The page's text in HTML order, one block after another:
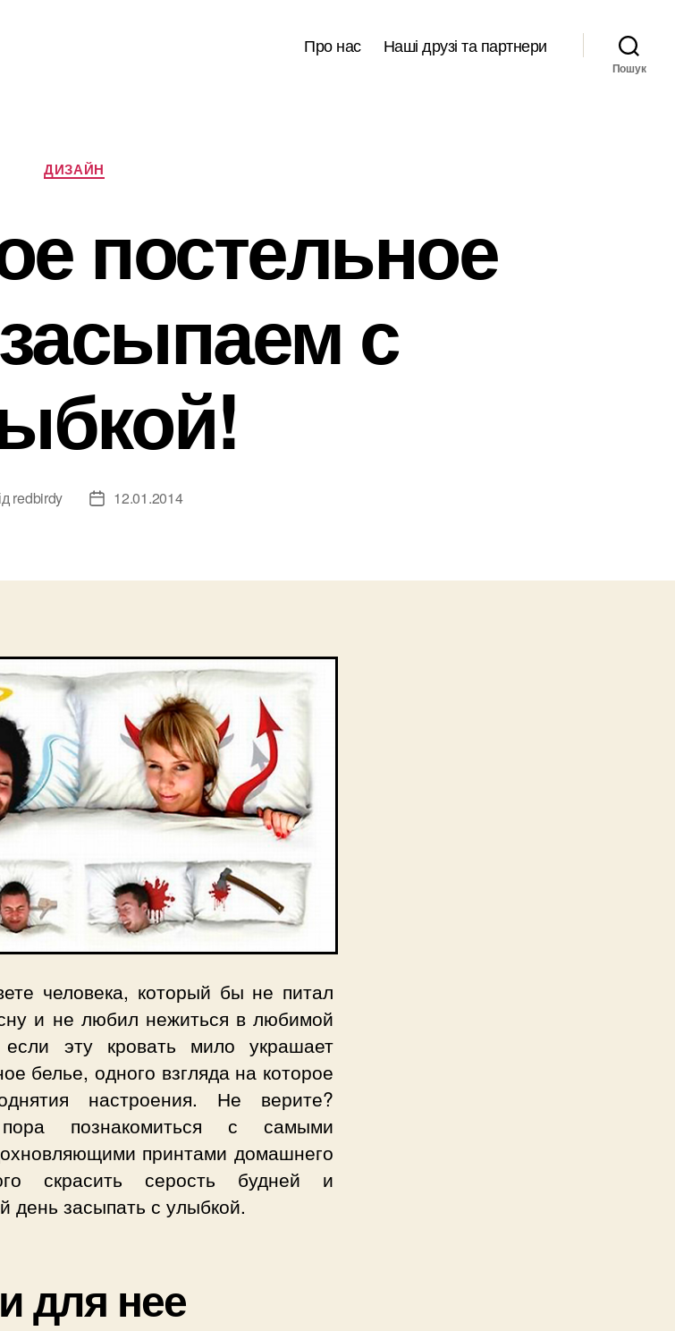
Про нас Наші друзі та партнери
Пошук
Категорії
ДИЗАЙН
постельное
с
redbirdy
Дата12.01.2014
человека, который бы не питал
и не любил нежиться в любимой
эту кровать мило украшает
белье, одного взгляда на которое
настроения. Не верите?
познакомиться с самыми
принтами домашнего
скрасить серость будней и
день засыпать с улыбкой.
для нее